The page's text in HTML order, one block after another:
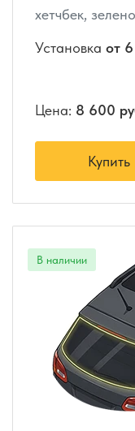
хетчбек,
Установка от
Цена: 8 600
Купить